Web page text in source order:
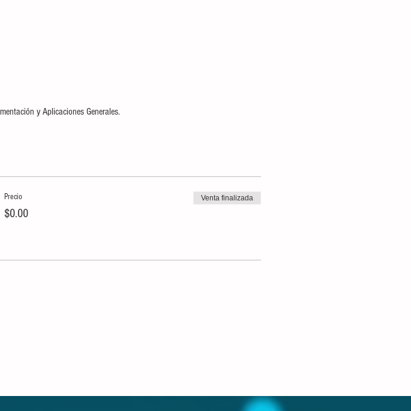
y Aplicaciones Generales.
Precio
$0.00
Venta finalizada